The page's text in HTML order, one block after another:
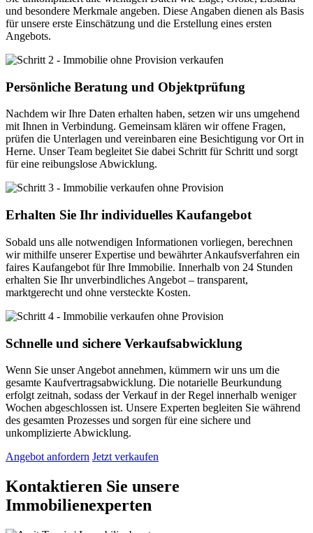
und besondere Merkmale angeben. Diese Angaben dienen als Basis
für unsere erste Einschätzung und die Erstellung eines ersten
Angebots.
Persönliche Beratung und Objektprüfung
Nachdem wir Ihre Daten erhalten haben, setzen wir uns umgehend
mit Ihnen in Verbindung. Gemeinsam klären wir offene Fragen,
prüfen die Unterlagen und vereinbaren eine Besichtigung vor Ort in
Herne. Unser Team begleitet Sie dabei Schritt für Schritt und sorgt
für eine reibungslose Abwicklung.
Erhalten Sie Ihr individuelles Kaufangebot
Sobald uns alle notwendigen Informationen vorliegen, berechnen
wir mithilfe unserer Expertise und bewährter Ankaufsverfahren ein
faires Kaufangebot für Ihre Immobilie. Innerhalb von 24 Stunden
erhalten Sie Ihr unverbindliches Angebot – transparent,
marktgerecht und ohne versteckte Kosten.
Schnelle und sichere Verkaufsabwicklung
Wenn Sie unser Angebot annehmen, kümmern wir uns um die
gesamte Kaufvertragsabwicklung. Die notarielle Beurkundung
erfolgt zeitnah, sodass der Verkauf in der Regel innerhalb weniger
Wochen abgeschlossen ist. Unsere Experten begleiten Sie während
des gesamten Prozesses und sorgen für eine sichere und
unkomplizierte Abwicklung.
Angebot anfordern Jetzt verkaufen
Kontaktieren Sie unsere
Immobilienexperten